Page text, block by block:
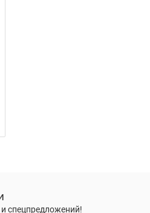
спецпредложений!